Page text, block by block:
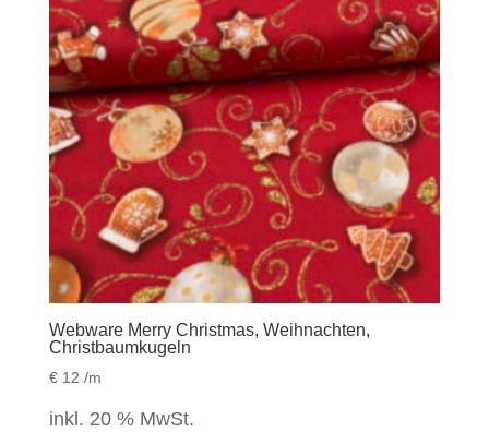
Webware Merry Christmas, Weihnachten,
Christbaumkugeln
€12 /m
inkl. 20 % MwSt.